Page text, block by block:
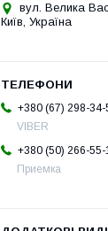
вул. Велика
Київ, Україна
+380 (67) 298-34-
VIBER
+380 (50) 266-55-
Приемка